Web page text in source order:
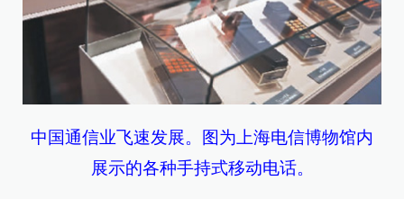
中国通信业飞速发展。图为上海电信博物馆内
展示的各种手持式移动电话。